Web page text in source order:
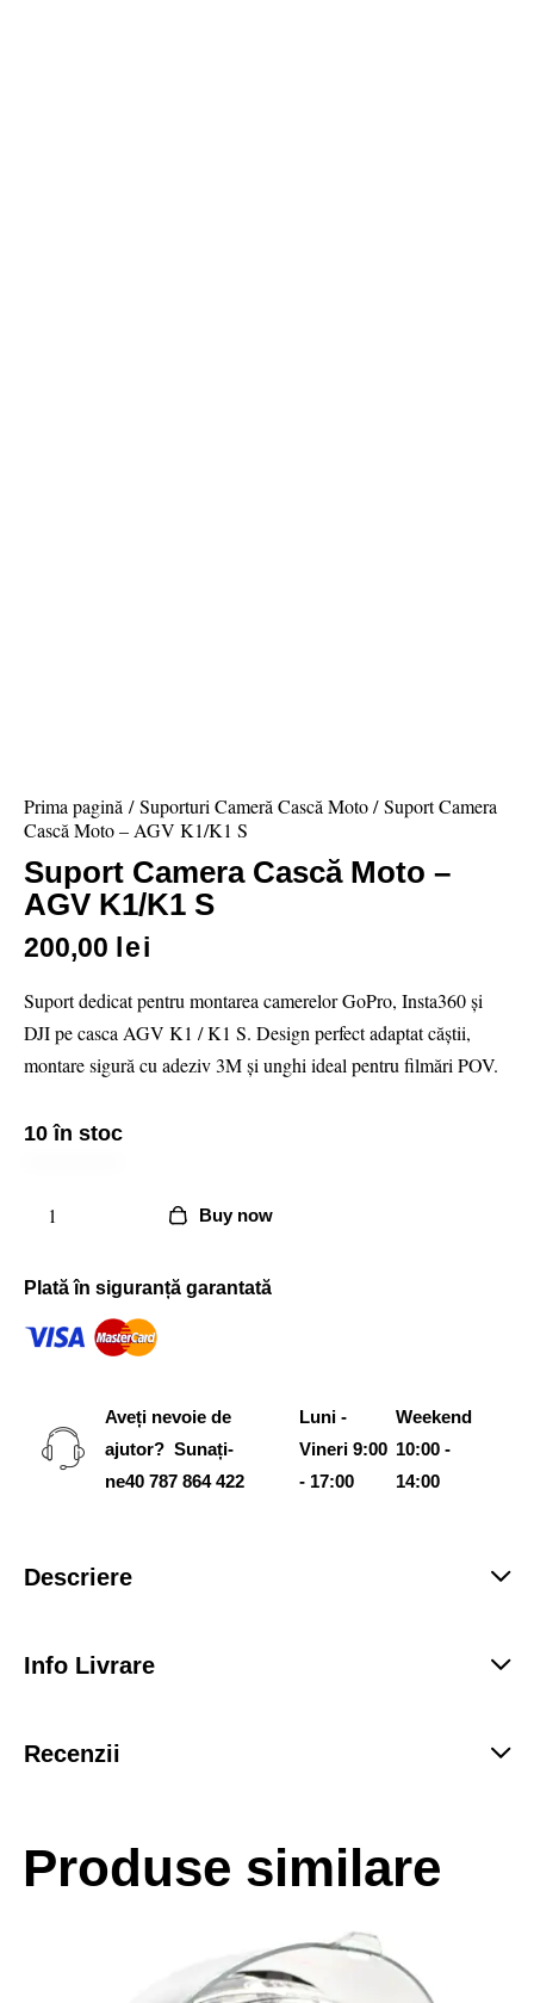
Prima pagină Suporturi Cameră Cască Moto
Suport Camera
Cască Moto – AGV K1/K1 S
Suport Camera Cască Moto –
AGV K1/K1 S
200,00 lei
Suport dedicat pentru montarea camerelor GoPro, Insta360 și
DJI pe casca AGV K1 / K1 S. Design perfect adaptat căștii,
montare sigură cu adeziv 3M și unghi ideal pentru filmări POV.
10 în stoc
Buy now
Plată în siguranță garantată
Aveți nevoie de
ajutor? Sunați-
ne40 787 864 422
Luni -
Vineri 9:00
- 17:00
Weekend
10:00 -
14:00
Descriere
Info Livrare
Recenzii
Produse similare